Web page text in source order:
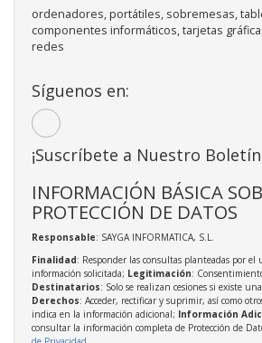
ordenadores, portátiles, sobremesas,
componentes informáticos, tarjetas
redes
Síguenos en:
¡Suscríbete a Nuestro
INFORMACIÓN BÁSICA
PROTECCIÓN DE DATOS
Responsable: SAYGA INFORMATICA, S.L.
Finalidad: Responder las consultas planteadas por el
información solicitada; Legitimación:
Destinatarios: Solo se realizan cesiones si existe
Derechos: Acceder, rectificar y suprimir, así como
indica en la información adicional; Información
consultar la información completa de Protección de